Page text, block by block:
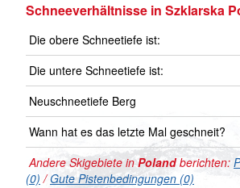
Schneeverhältnisse in Szklarska
Die obere Schneetiefe ist:
Die untere Schneetiefe ist:
Neuschneetiefe Berg
Wann hat es das letzte Mal geschneit?
Andere Skigebiete inPolandberichten:
(0) /Gute Pistenbedingungen (0)